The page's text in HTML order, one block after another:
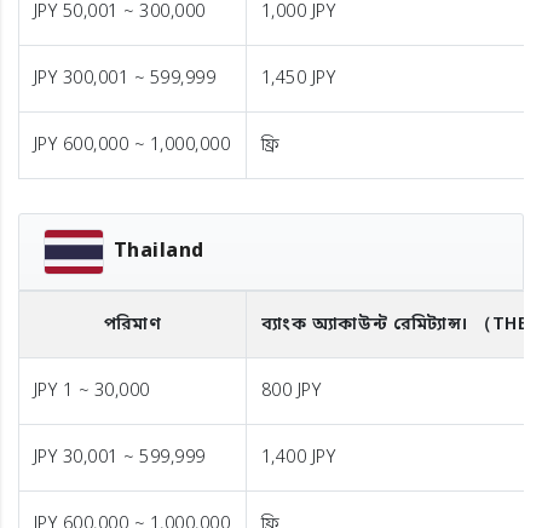
JPY 50,001 ~ 300,000 1,000 JPY
JPY 300,001 ~ 599,999 1,450 JPY
JPY 600,000 ~ 1,000,000 ফ্রি
Thailand
পরিমাণ ব্যাংক অ্যাকাউন্ট রেমিট্যান্স। （THB
JPY 1 ~ 30,000 800 JPY
JPY 30,001 ~ 599,999 1,400 JPY